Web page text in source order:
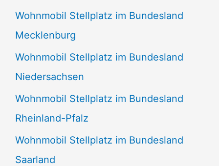
Wohnmobil Stellplatz im Bundesland
Mecklenburg
Wohnmobil Stellplatz im Bundesland
Niedersachsen
Wohnmobil Stellplatz im Bundesland
Rheinland-Pfalz
Wohnmobil Stellplatz im Bundesland
Saarland